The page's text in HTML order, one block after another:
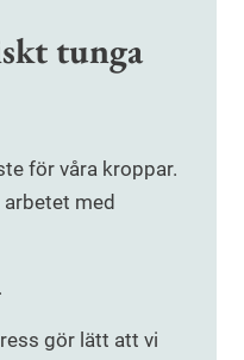
tunga
för våra kroppar.
med
gör lätt att vi